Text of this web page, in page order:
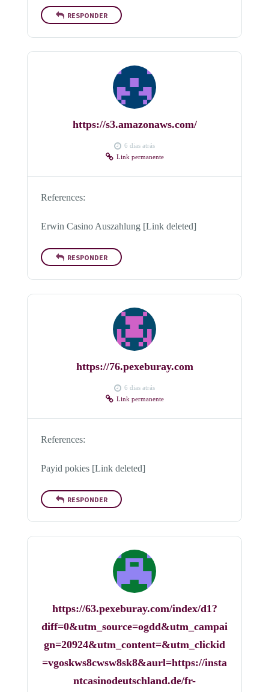
RESPONDER
https://s3.amazonaws.com/
6 dias atrás
Link permanente
References:
Erwin Casino Auszahlung [Link deleted]
RESPONDER
https://76.pexeburay.com
6 dias atrás
Link permanente
References:
Payid pokies [Link deleted]
RESPONDER
https://63.pexeburay.com/index/d1?
diff=0&utm_source=ogdd&utm_campai
gn=20924&utm_content=&utm_clickid
=vgoskws8cwsw8sk8&aurl=https://insta
ntcasinodeutschland.de/fr-